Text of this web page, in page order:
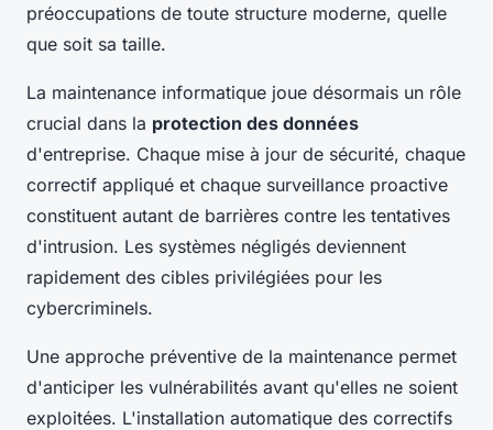
préoccupations de toute structure moderne, quelle
que soit sa taille.
La maintenance informatique joue désormais un rôle
crucial dans la protection des données
d'entreprise. Chaque mise à jour de sécurité, chaque
correctif appliqué et chaque surveillance proactive
constituent autant de barrières contre les tentatives
d'intrusion. Les systèmes négligés deviennent
rapidement des cibles privilégiées pour les
cybercriminels.
Une approche préventive de la maintenance permet
d'anticiper les vulnérabilités avant qu'elles ne soient
exploitées. L'installation automatique des correctifs